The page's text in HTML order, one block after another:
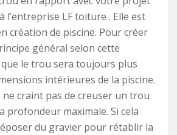
l’entreprise LF toiture . Elle est
création de piscine. Pour créer
général selon cette
que le trou sera toujours plus
intérieures de la piscine.
craint pas de creuser un trou
profondeur maximale. Si cela
du gravier pour rétablir la